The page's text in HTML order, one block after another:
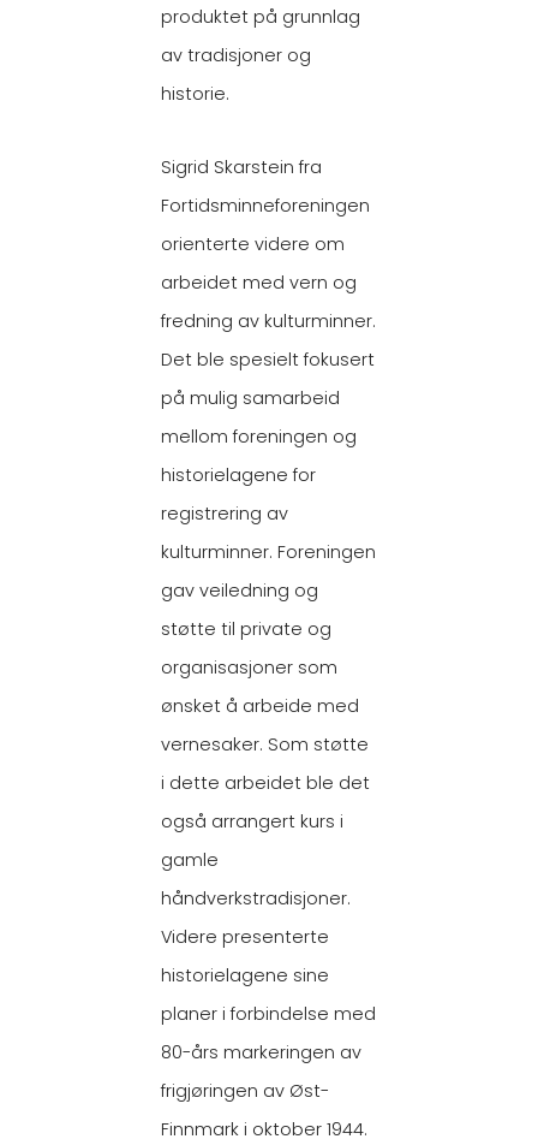
produktet på grunnlag
av tradisjoner og
historie.
Sigrid Skarstein fra
Fortidsminneforeningen
orienterte videre om
arbeidet med vern og
fredning av kulturminner.
Det ble spesielt fokusert
på mulig samarbeid
mellom foreningen og
historielagene for
registrering av
kulturminner. Foreningen
gav veiledning og
støtte til private og
organisasjoner som
ønsket å arbeide med
vernesaker. Som støtte
i dette arbeidet ble det
også arrangert kurs i
gamle
håndverkstradisjoner.
Videre presenterte
historielagene sine
planer i forbindelse med
80-års markeringen av
frigjøringen av Øst-
Finnmark i oktober 1944.